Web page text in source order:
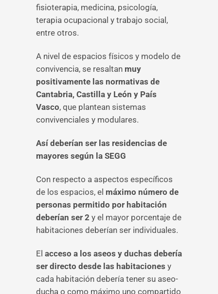
fisioterapia, medicina, psicología,
terapia ocupacional y trabajo social,
entre otros.
A nivel de espacios físicos y modelo de
convivencia, se resaltan muy
positivamente las normativas de
Cantabria, Castilla y León y País
Vasco, que plantean sistemas
convivenciales y modulares.
Así deberían ser las residencias de
mayores según la SEGG
Con respecto a aspectos específicos
de los espacios, el máximo número de
personas permitido por habitación
deberían ser 2 y el mayor porcentaje de
habitaciones deberían ser individuales.
El acceso a los aseos y duchas debería
ser directo desde las habitaciones y
cada habitación debería tener su aseo-
ducha o como máximo uno compartido